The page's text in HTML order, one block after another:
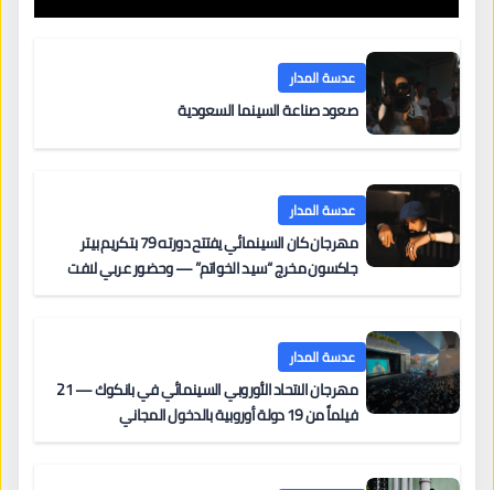
عدسة المدار
صعود صناعة السينما السعودية
عدسة المدار
مهرجان كان السينمائي يفتتح دورته 79 بتكريم بيتر
جاكسون مخرج “سيد الخواتم” — وحضور عربي لافت
عدسة المدار
مهرجان الاتحاد الأوروبي السينمائي في بانكوك — 21
فيلماً من 19 دولة أوروبية بالدخول المجاني